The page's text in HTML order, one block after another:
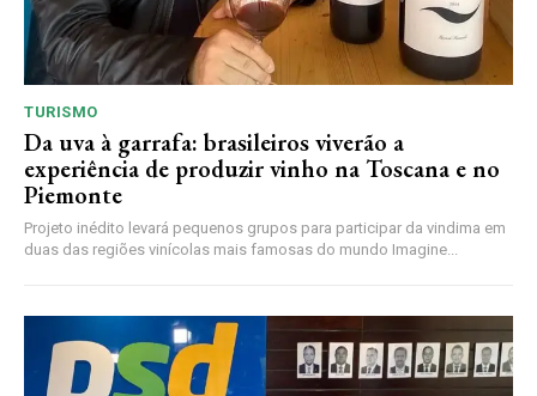
TURISMO
Da uva à garrafa: brasileiros viverão a
experiência de produzir vinho na Toscana e no
Piemonte
Projeto inédito levará pequenos grupos para participar da vindima em
duas das regiões vinícolas mais famosas do mundo Imagine...